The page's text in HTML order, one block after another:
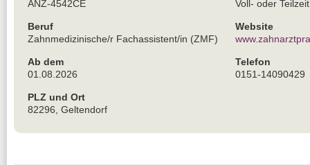
ANZ-4542CE
Beruf
Zahnmedizinische/r Fachassistent/in (ZMF)
Ab dem
01.08.2026
PLZ und Ort
82296, Geltendorf
Voll- oder Teilzeit
Website
Telefon
0151-14090429